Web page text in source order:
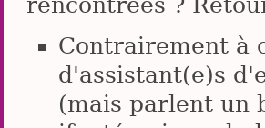
Contrairement à
d'assistant(e)s
(mais parlent un